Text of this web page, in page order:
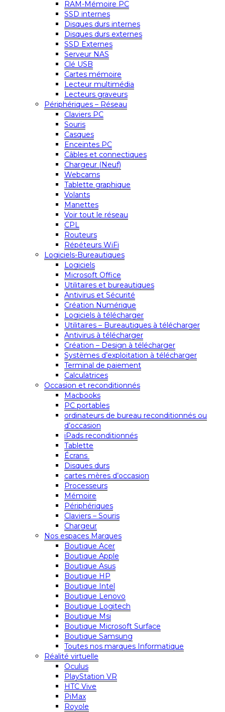
RAM-Mémoire PC
SSD internes
Disques durs internes
Disques durs externes
SSD Externes
Serveur NAS
Clé USB
Cartes mémoire
Lecteur multimédia
Lecteurs graveurs
Périphériques – Réseau
Claviers PC
Souris
Casques
Enceintes PC
Câbles et connectiques
Chargeur (Neuf)
Webcams
Tablette graphique
Volants
Manettes
Voir tout le réseau
CPL
Routeurs
Répéteurs WiFi
Logiciels-Bureautiques
Logiciels
Microsoft Office
Utilitaires et bureautiques
Antivirus et Sécurité
Création Numérique
Logiciels à télécharger
Utilitaires – Bureautiques à télécharger
Antivirus à télécharger
Création – Design à télécharger
Systèmes d’exploitation à télécharger
Terminal de paiement
Calculatrices
Occasion et reconditionnés
Macbooks
PC portables
ordinateurs de bureau reconditionnés ou
d’occasion
iPads reconditionnés
Tablette
Écrans
Disques durs
cartes mères d’occasion
Processeurs
Mémoire
Périphériques
Claviers – Souris
Chargeur
Nos espaces Marques
Boutique Acer
Boutique Apple
Boutique Asus
Boutique HP
Boutique Intel
Boutique Lenovo
Boutique Logitech
Boutique Msi
Boutique Microsoft Surface
Boutique Samsung
Toutes nos marques Informatique
Réalité virtuelle
Oculus
PlayStation VR
HTC Vive
PiMax
Royole